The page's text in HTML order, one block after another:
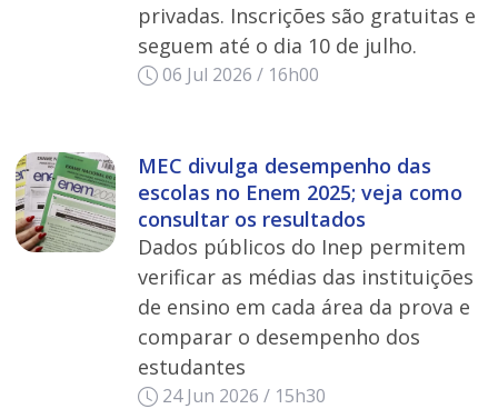
privadas. Inscrições são gratuitas e
seguem até o dia 10 de julho.
06 Jul 2026 / 16h00
MEC divulga desempenho das
escolas no Enem 2025; veja como
consultar os resultados
Dados públicos do Inep permitem
verificar as médias das instituições
de ensino em cada área da prova e
comparar o desempenho dos
estudantes
24 Jun 2026 / 15h30